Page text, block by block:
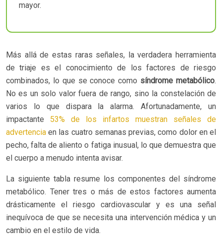
mayor.
Más allá de estas raras señales, la verdadera herramienta
de triaje es el conocimiento de los factores de riesgo
combinados, lo que se conoce como síndrome metabólico.
No es un solo valor fuera de rango, sino la constelación de
varios lo que dispara la alarma. Afortunadamente, un
impactante 53% de los infartos muestran señales de
advertencia en las cuatro semanas previas, como dolor en el
pecho, falta de aliento o fatiga inusual, lo que demuestra que
el cuerpo a menudo intenta avisar.
La siguiente tabla resume los componentes del síndrome
metabólico. Tener tres o más de estos factores aumenta
drásticamente el riesgo cardiovascular y es una señal
inequívoca de que se necesita una intervención médica y un
cambio en el estilo de vida.